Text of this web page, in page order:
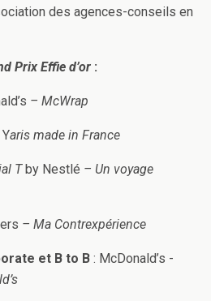
des agences-conseils en
Prix Effie d’or :
– McWrap
aris made in France
Tby Nestlé – Un voyage
– Ma Contrexpérience
et B to B : McDonald’s -